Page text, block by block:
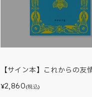
【サイン本】これからの友
¥2,860(税込)